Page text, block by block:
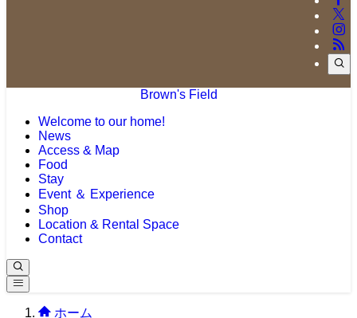
Brown's Field
Welcome to our home!
News
Access & Map
Food
Stay
Event ＆ Experience
Shop
Location & Rental Space
Contact
ホーム